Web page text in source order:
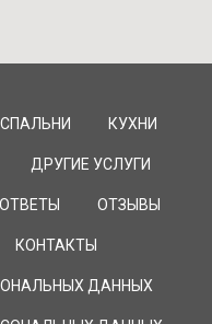
СПАЛЬНИ КУХНИ
ДРУГИЕ УСЛУГИ
ОТЗЫВЫ
КОНТАКТЫ
ДАННЫХ